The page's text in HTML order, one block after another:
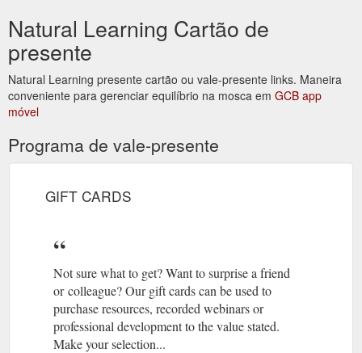
Natural Learning Cartão de
presente
Natural Learning presente cartão ou vale-presente links. Maneira
conveniente para gerenciar equilíbrio na mosca em GCB app
móvel
Programa de vale-presente
GIFT CARDS
Not sure what to get? Want to surprise a friend
or colleague? Our gift cards can be used to
purchase resources, recorded webinars or
professional development to the value stated.
Make your selection...